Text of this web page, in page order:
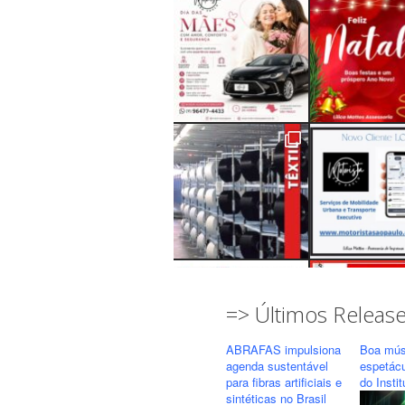
=> Últimos
ABRAFAS impulsiona
agenda sustentável
para fibras artificiais e
sintéticas no Brasil
Boa
do